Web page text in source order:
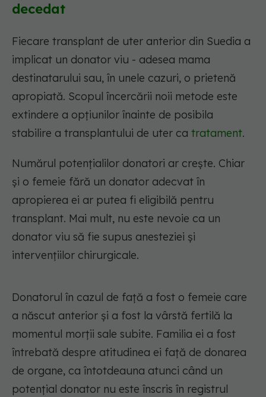
decedat
Fiecare transplant de uter anterior din Suedia a
implicat un donator viu - adesea mama
destinatarului sau, în unele cazuri, o prietenă
apropiată. Scopul încercării noii metode este
extindere a opțiunilor înainte de posibila
stabilire a transplantului de uter ca tratament.
Numărul potențialilor donatori ar crește. Chiar
și o femeie fără un donator adecvat în
apropierea ei ar putea fi eligibilă pentru
transplant. Mai mult, nu este nevoie ca un
donator viu să fie supus anesteziei și
intervențiilor chirurgicale.
Donatorul în cazul de față a fost o femeie care
a născut anterior și a fost la vârstă fertilă la
momentul morții sale subite. Familia ei a fost
întrebată despre atitudinea ei față de donarea
de organe, ca întotdeauna atunci când un
potențial donator nu este înscris în registrul